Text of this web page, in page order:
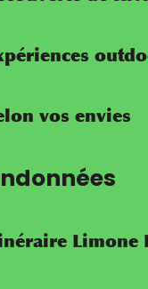
vos envies
Limone
Menton